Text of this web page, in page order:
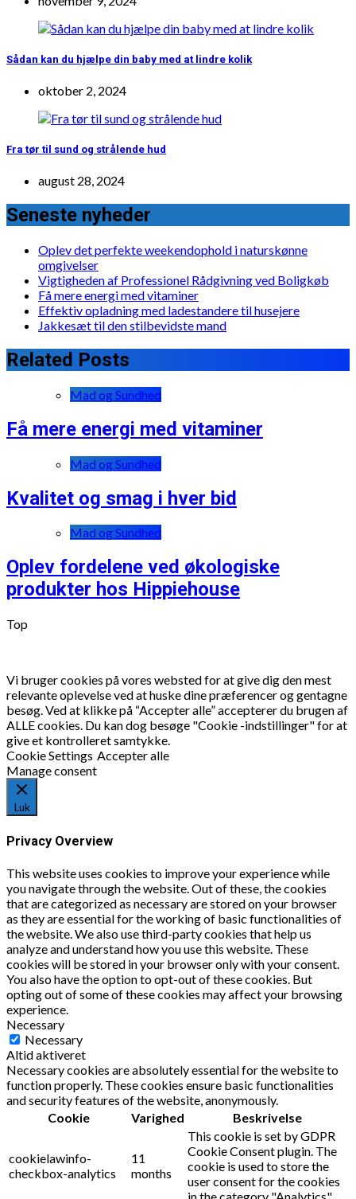
Sådan kan du hjælpe din baby med at lindre kolik
oktober 2, 2024
Fra tør til sund og strålende hud
august 28, 2024
Seneste nyheder
Oplev det perfekte weekendophold i naturskønne
omgivelser
Vigtigheden af Professionel Rådgivning ved Boligkøb
Få mere energi med vitaminer
Effektiv opladning med ladestandere til husejere
Jakkesæt til den stilbevidste mand
Related Posts
Mad og Sundhed
Få mere energi med vitaminer
Mad og Sundhed
Kvalitet og smag i hver bid
Mad og Sundhed
Oplev fordelene ved økologiske
produkter hos Hippiehouse
Top
Vi bruger cookies på vores websted for at give dig den mest
relevante oplevelse ved at huske dine præferencer og gentagne
besøg. Ved at klikke på “Accepter alle” accepterer du brugen af
ALLE cookies. Du kan dog besøge "Cookie -indstillinger" for at
give et kontrolleret samtykke.
Cookie Settings Accepter alle
Manage consent
Luk
Privacy Overview
This website uses cookies to improve your experience while
you navigate through the website. Out of these, the cookies
that are categorized as necessary are stored on your browser
as they are essential for the working of basic functionalities of
the website. We also use third-party cookies that help us
analyze and understand how you use this website. These
cookies will be stored in your browser only with your consent.
You also have the option to opt-out of these cookies. But
opting out of some of these cookies may affect your browsing
experience.
Necessary
Necessary
Altid aktiveret
Necessary cookies are absolutely essential for the website to
function properly. These cookies ensure basic functionalities
and security features of the website, anonymously.
Cookie
Varighed Beskrivelse
cookielawinfo-
checkbox-analytics
11
months
This cookie is set by GDPR
Cookie Consent plugin. The
cookie is used to store the
user consent for the cookies